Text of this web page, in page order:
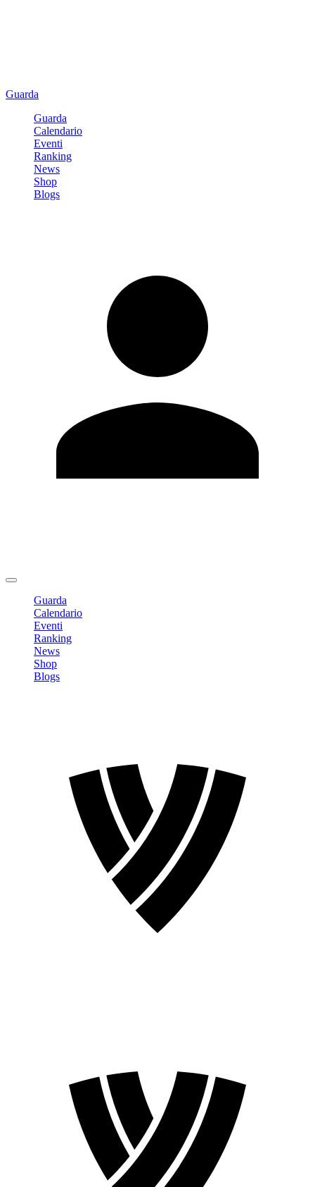
Guarda
Guarda
Calendario
Eventi
Ranking
News
Shop
Blogs
Guarda
Calendario
Eventi
Ranking
News
Shop
Blogs